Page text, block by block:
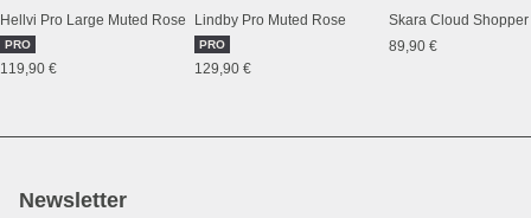
Hellvi Pro Large Muted Rose
PRO
119,90 €
Lindby Pro Muted Rose
PRO
129,90 €
89,90 €
Newsletter